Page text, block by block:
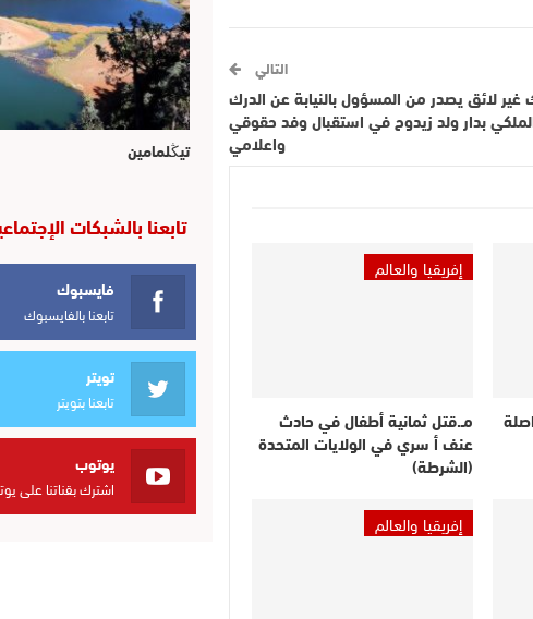
التالي
لائق يصدر من المسؤول بالنيابة عن الدرك
بدار ولد زيدوح في استقبال وفد حقوقي
واعلامي
مواصلة
إفريقيا والعالم
مـ.قتل ثمانية أطفال في حادث
عنف أ سري في الولايات المتحدة
(الشرطة)
إفريقيا والعالم
تيڭلمامين
تابعنا بالشبكات
فايسبوك
تابعنا بالفايسبوك
تويتر
تابعنا بتويتر
يوتوب
اشترك بقناتنا على